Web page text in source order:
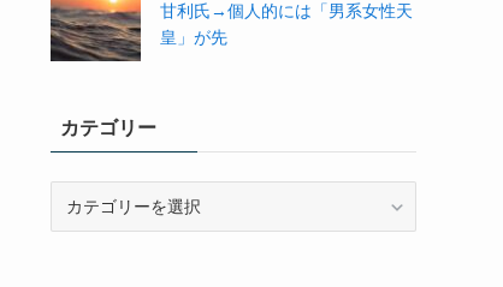
甘利氏→個人的には「男系女性天
皇」が先
カテゴリー